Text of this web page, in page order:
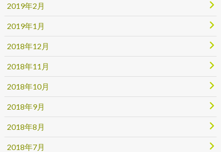
2019年2月
2019年1月
2018年12月
2018年11月
2018年10月
2018年9月
2018年8月
2018年7月